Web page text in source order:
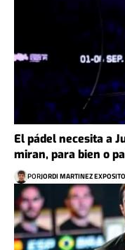
El pádel necesita a
miran, para bien o
PORJORDI MARTINEZ EXPOSITO